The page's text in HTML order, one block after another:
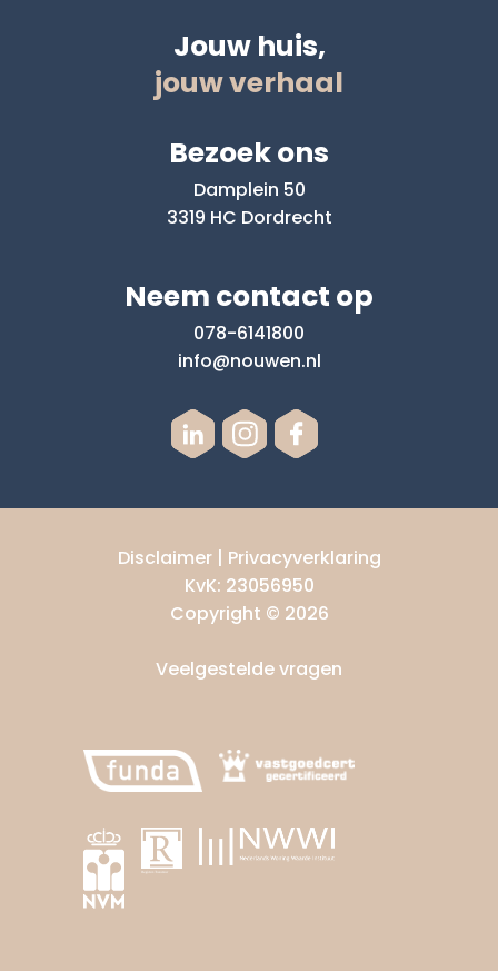
Jouw huis,
jouw verhaal
Bezoek ons
Damplein 50
3319 HC Dordrecht
Neem contact op
078-6141800
info@nouwen.nl
Disclaimer| Privacyverklaring
KvK: 23056950
Copyright © 2026
Veelgestelde vragen